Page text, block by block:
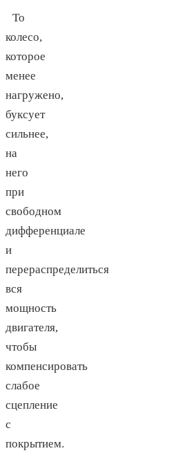
То
колесо,
которое
менее
нагружено,
буксует
сильнее,
на
него
при
свободном
дифференциале
и
перераспределиться
вся
мощность
двигателя,
чтобы
компенсировать
слабое
сцепление
с
покрытием.